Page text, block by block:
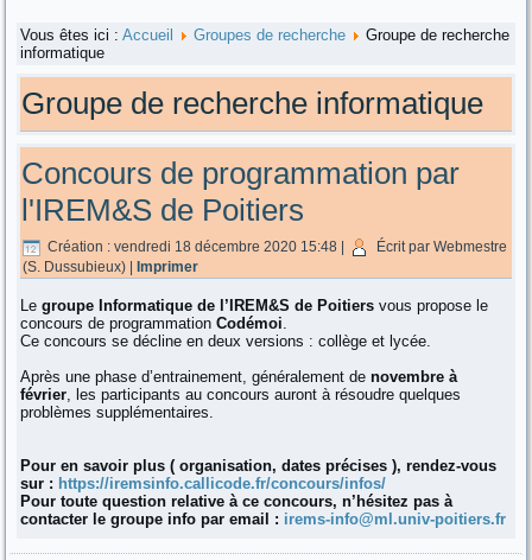
Vous êtes ici :Accueil Groupes de recherche
Groupe de recherche
informatique
Groupe de recherche informatique
Concours de programmation par
l'IREM&S de Poitiers
Création : vendredi 18 décembre 2020 15:48 |
Écrit par Webmestre
(S. Dussubieux) |Imprimer
Legroupe Informatique de l’IREM&S de Poitiers vous propose le
concours de programmationCodémoi
Ce concours se décline en deux versions : collège et lycée.
Après une phase d’entrainement, généralement denovembre à
février , les participants au concours auront à résoudre quelques
problèmes supplémentaires.
Pour en savoir plus ( organisation, dates précises ), rendez-vous
sur : https://iremsinfo.callicode.fr/concours/infos/
Pour toute question relative à ce concours, n’hésitez pas à
contacter le groupe info par email : irems-info@ml.univ-poitiers.fr